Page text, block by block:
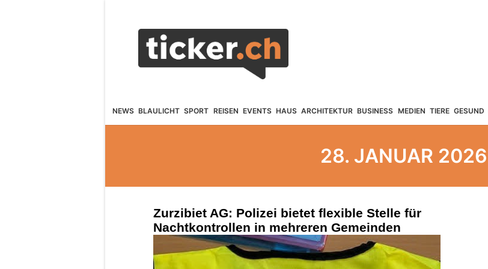
NEWS BLAULICHT SPORT REISEN EVENTS HAUS ARCHITEKTUR BUSINESS MEDIEN TIERE GESUND
28. JANUAR 2026
Zurzibiet AG: Polizei bietet flexible Stelle für
Nachtkontrollen in mehreren Gemeinden